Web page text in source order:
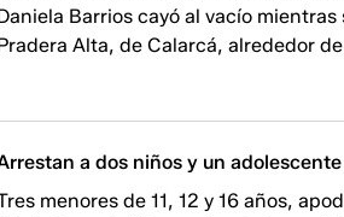
Barrios cayó al vacío
Alta, de Calarcá, alrededor
a dos niños y un
menores de 11, 12 y 16 años,